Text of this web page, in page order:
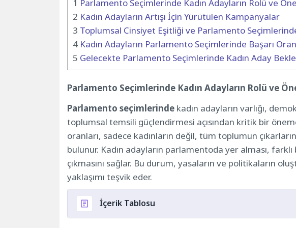
1 Parlamento Seçimlerinde Kadın Adayların Rolü ve
2 Kadın Adayların Artışı İçin Yürütülen Kampanyalar
3 Toplumsal Cinsiyet Eşitliği ve Parlamento
4 Kadın Adayların Parlamento Seçimlerinde Başarı
5 Gelecekte Parlamento Seçimlerinde Kadın Aday
Parlamento Seçimlerinde Kadın Adayların Rolü ve
Parlamento seçimlerinde kadın adayların varlığı,
toplumsal temsili güçlendirmesi açısından kritik bir
oranları, sadece kadınların değil, tüm toplumun
bulunur. Kadın adayların parlamentoda yer alması,
çıkmasını sağlar. Bu durum, yasaların ve politikaların
yaklaşımı teşvik eder.
İçerik Tablosu